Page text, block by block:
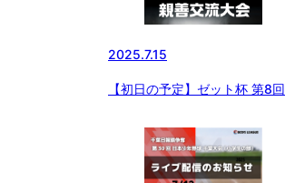
2025.7.15
【初日の予定】ゼット杯 第8回